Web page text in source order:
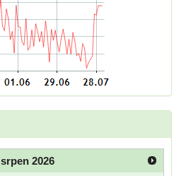
srpen 2026